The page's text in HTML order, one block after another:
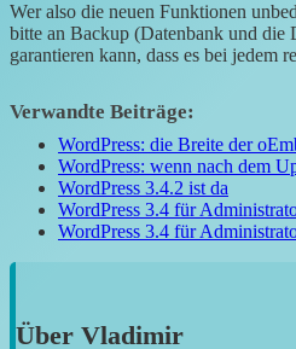
Wer also die neuen Funktionen
bitte an Backup (Datenbank und
garantieren kann, dass es bei jedem
Verwandte Beiträge:
WordPress: die Breite der
WordPress: wenn nach dem
WordPress 3.4.2 ist da
WordPress 3.4 für
WordPress 3.4 für
Über Vladimir